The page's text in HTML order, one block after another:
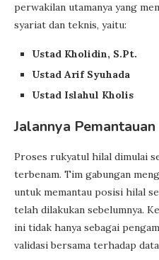
perwakilan utamanya yang
syariat dan teknis, yaitu:
Ustad Kholidin, S.Pt.
Ustad Arif Syuhada
Ustad Islahul Kholis
Jalannya Pemantauan
Proses rukyatul hilal dimulai
terbenam. Tim gabungan
untuk memantau posisi hilal
telah dilakukan sebelumnya.
ini tidak hanya sebagai
validasi bersama terhadap